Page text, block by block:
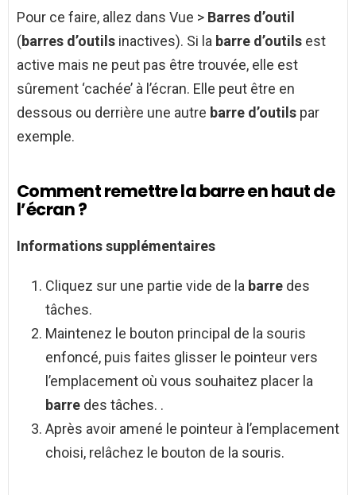
Pour ce faire, allez dans Vue > Barres d’outil
(barres d’outils inactives). Si la barre d’outils est
active mais ne peut pas être trouvée, elle est
sûrement ‘cachée’ à l’écran. Elle peut être en
dessous ou derrière une autre barre d’outils par
exemple.
Comment remettre la barre en haut de
l’écran ?
Informations supplémentaires
Cliquez sur une partie vide de la barre des
tâches.
Maintenez le bouton principal de la souris
enfoncé, puis faites glisser le pointeur vers
l’emplacement où vous souhaitez placer la
barre des tâches. .
Après avoir amené le pointeur à l’emplacement
choisi, relâchez le bouton de la souris.